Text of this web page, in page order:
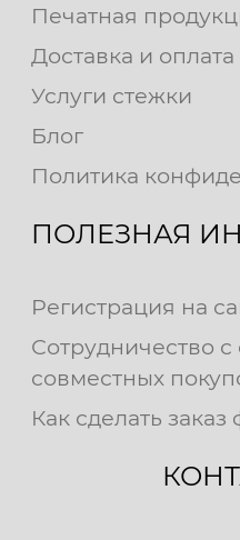
Печатная
Доставка и оплата
Услуги стежки
Блог
Политика
ПОЛЕЗНАЯ
Регистрация на
Сотрудничество
совместных
Как сделать